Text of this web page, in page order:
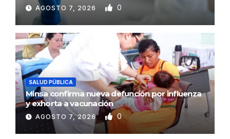
AGOSTO 7, 2026 0
SALUD PÚBLICA
Minsa confirma nueva defunción por influenza
y exhorta a vacunación
AGOSTO 7, 2026 0